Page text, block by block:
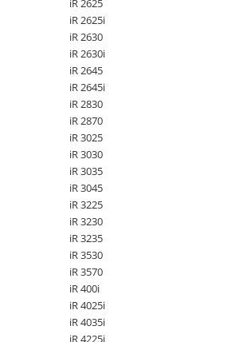
PC Gaming
Workstation
All-in-One PC
Monitoare LED
Accesorii monitoare
Componente
Procesoare
Placi de baza
Memorii RAM
SSD-uri interne
Hard disk-uri interne
iR 2625
iR 2625i
iR 2630
iR 2630i
iR 2645
iR 2645i
iR 2830
iR 2870
iR 3025
iR 3030
iR 3035
iR 3045
iR 3225
iR 3230
iR 3235
iR 3530
iR 3570
iR 400i
iR 4025i
iR 4035i
iR 4225i